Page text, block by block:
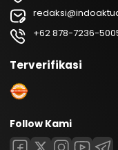
+62 878-7236-
Terverifikasi
Follow Kami